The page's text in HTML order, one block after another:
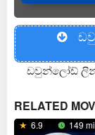
ඩවුන්ලෝඩ්
RELATED
6.9 149